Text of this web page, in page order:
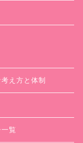
え方と体制
覧